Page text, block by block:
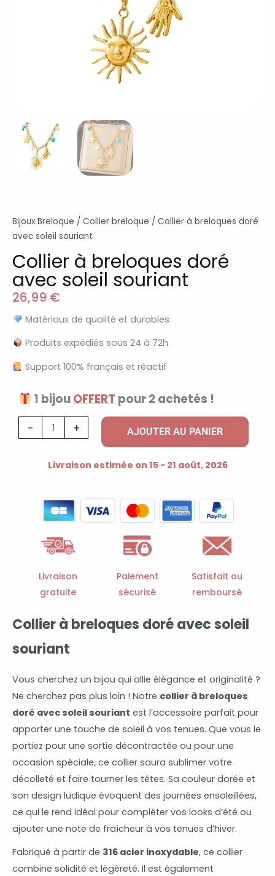
Bijoux Breloque / Collier breloque / Collier à breloques doré
avec soleil souriant
Collier à breloques doré
avec soleil souriant
26,99 €
Matériaux de qualité et durables
Produits expédiés sous 24 à 72h
Support 100% français et réactif
1 bijouOFFERT pour 2 achetés !
-
quantité
de
souriant
+ AJOUTER AU PANIER
Livraison estimée on 15 - 21 août, 2026
Livraison
gratuite
Paiement
sécurisé
Satisfait ou
remboursé
Collier à breloques doré avec soleil
souriant
Vous cherchez un bijou qui allie élégance et originalité ?
Ne cherchez pas plus loin ! Notre collier à breloques
doré avec soleil souriant est l’accessoire parfait pour
apporter une touche de soleil à vos tenues. Que vous le
portiez pour une sortie décontractée ou pour une
occasion spéciale, ce collier saura sublimer votre
décolleté et faire tourner les têtes. Sa couleur dorée et
son design ludique évoquent des journées ensoleillées,
ce qui le rend idéal pour compléter vos looks d’été ou
ajouter une note de fraîcheur à vos tenues d’hiver.
Fabriqué à partir de 316 acier inoxydable, ce collier
combine solidité et légèreté. Il est également